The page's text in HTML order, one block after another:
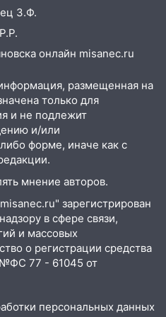
в
спасатели
пожар
время шторма на
блогер: нужна
кухня в
о том, с
сталкиваются
З.Ф.
онлайн misanec.ru
размещенная на
только для
и не подлежит
и/или
форме, иначе как с
мнение авторов.
зарегистрирован
в сфере связи,
и массовых
о регистрации средства
77 - 61045 от
персональных данных